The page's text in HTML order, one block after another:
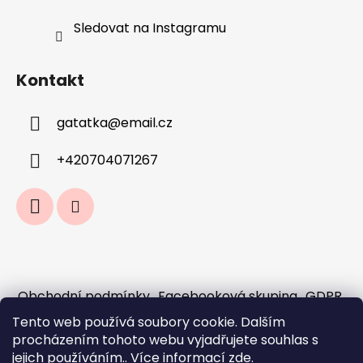
Tento web používá soubory cookie. Dalším
procházením tohoto webu vyjadřujete souhlas s
jejich používáním.. Více informací zde.
Sledovat na Instagramu
Kontakt
gatatka@email.cz
+420704071267
Obchodní podmínky Facebooková skupina GDPR
Jak fungují předobjednávky a sloučení
objednávek?
Doprava a platba